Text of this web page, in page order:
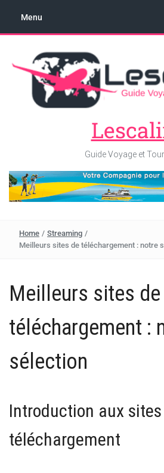
Menu
Guide Voyage et
Home / Streaming /
Meilleurs sites de téléchargement : notre
Meilleurs sites de
téléchargement :
sélection
Introduction aux
téléchargement